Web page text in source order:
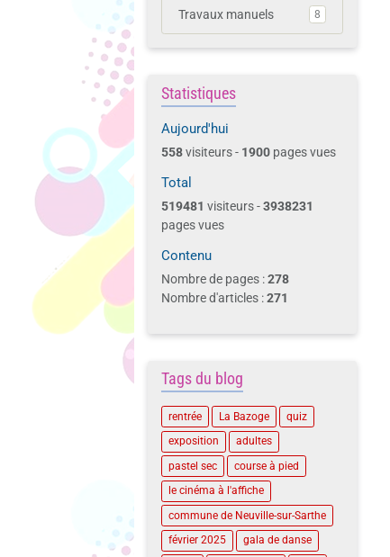
Travaux manuels 8
Statistiques
Aujourd'hui
558visiteurs - 1900 pages vues
Total
519481 visiteurs -3938231
pages vues
Contenu
Nombre de pages :278
Nombre d'articles :271
Tags du blog
rentrée La Bazoge
quiz
exposition
adultes
pastel sec
course à pied
le cinéma à l'affiche
commune de Neuville-sur-Sarthe
février 2025
gala de danse